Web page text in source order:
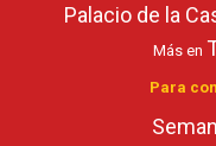
Palacio de la
Más en
Para